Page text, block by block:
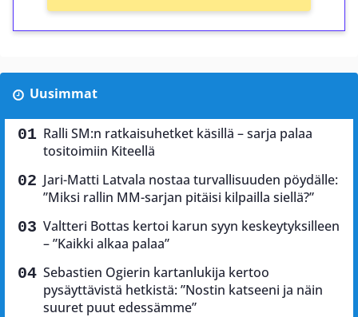
Uusimmat
Ralli SM:n ratkaisuhetket käsillä – sarja palaa
tositoimiin Kiteellä
Jari-Matti Latvala nostaa turvallisuuden pöydälle:
”Miksi rallin MM-sarjan pitäisi kilpailla siellä?”
Valtteri Bottas kertoi karun syyn keskeytyksilleen
– ”Kaikki alkaa palaa”
Sebastien Ogierin kartanlukija kertoo
pysäyttävistä hetkistä: ”Nostin katseeni ja näin
suuret puut edessämme”